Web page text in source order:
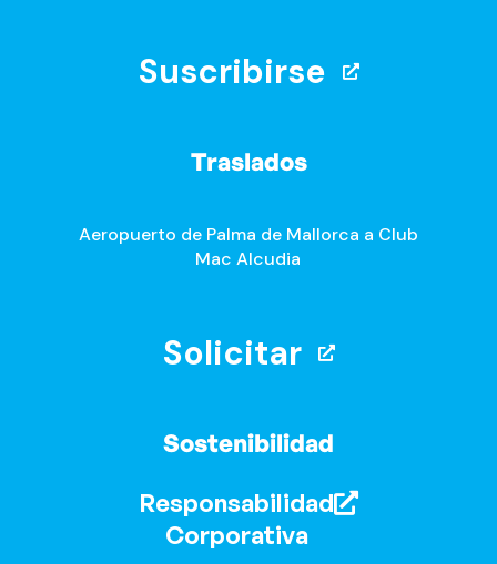
Suscribirse
Traslados
Aeropuerto de Palma de Mallorca a Club
Mac Alcudia
Solicitar
Sostenibilidad
Responsabilidad
Corporativa